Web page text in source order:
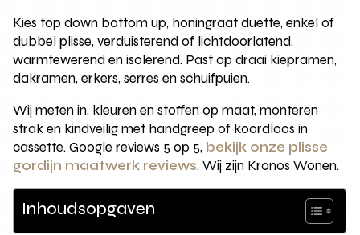
Kies top down bottom up, honingraat duette, enkel of
dubbel plisse, verduisterend of lichtdoorlatend,
warmtewerend en isolerend. Past op draai kiepramen,
dakramen, erkers, serres en schuifpuien.
Wij meten in, kleuren en stoffen op maat, monteren
strak en kindveilig met handgreep of koordloos in
cassette. Google reviews 5 op 5, bekijk onze plisse
gordijn maatwerk reviews. Wij zijn Kronos Wonen.
Inhoudsopgaven